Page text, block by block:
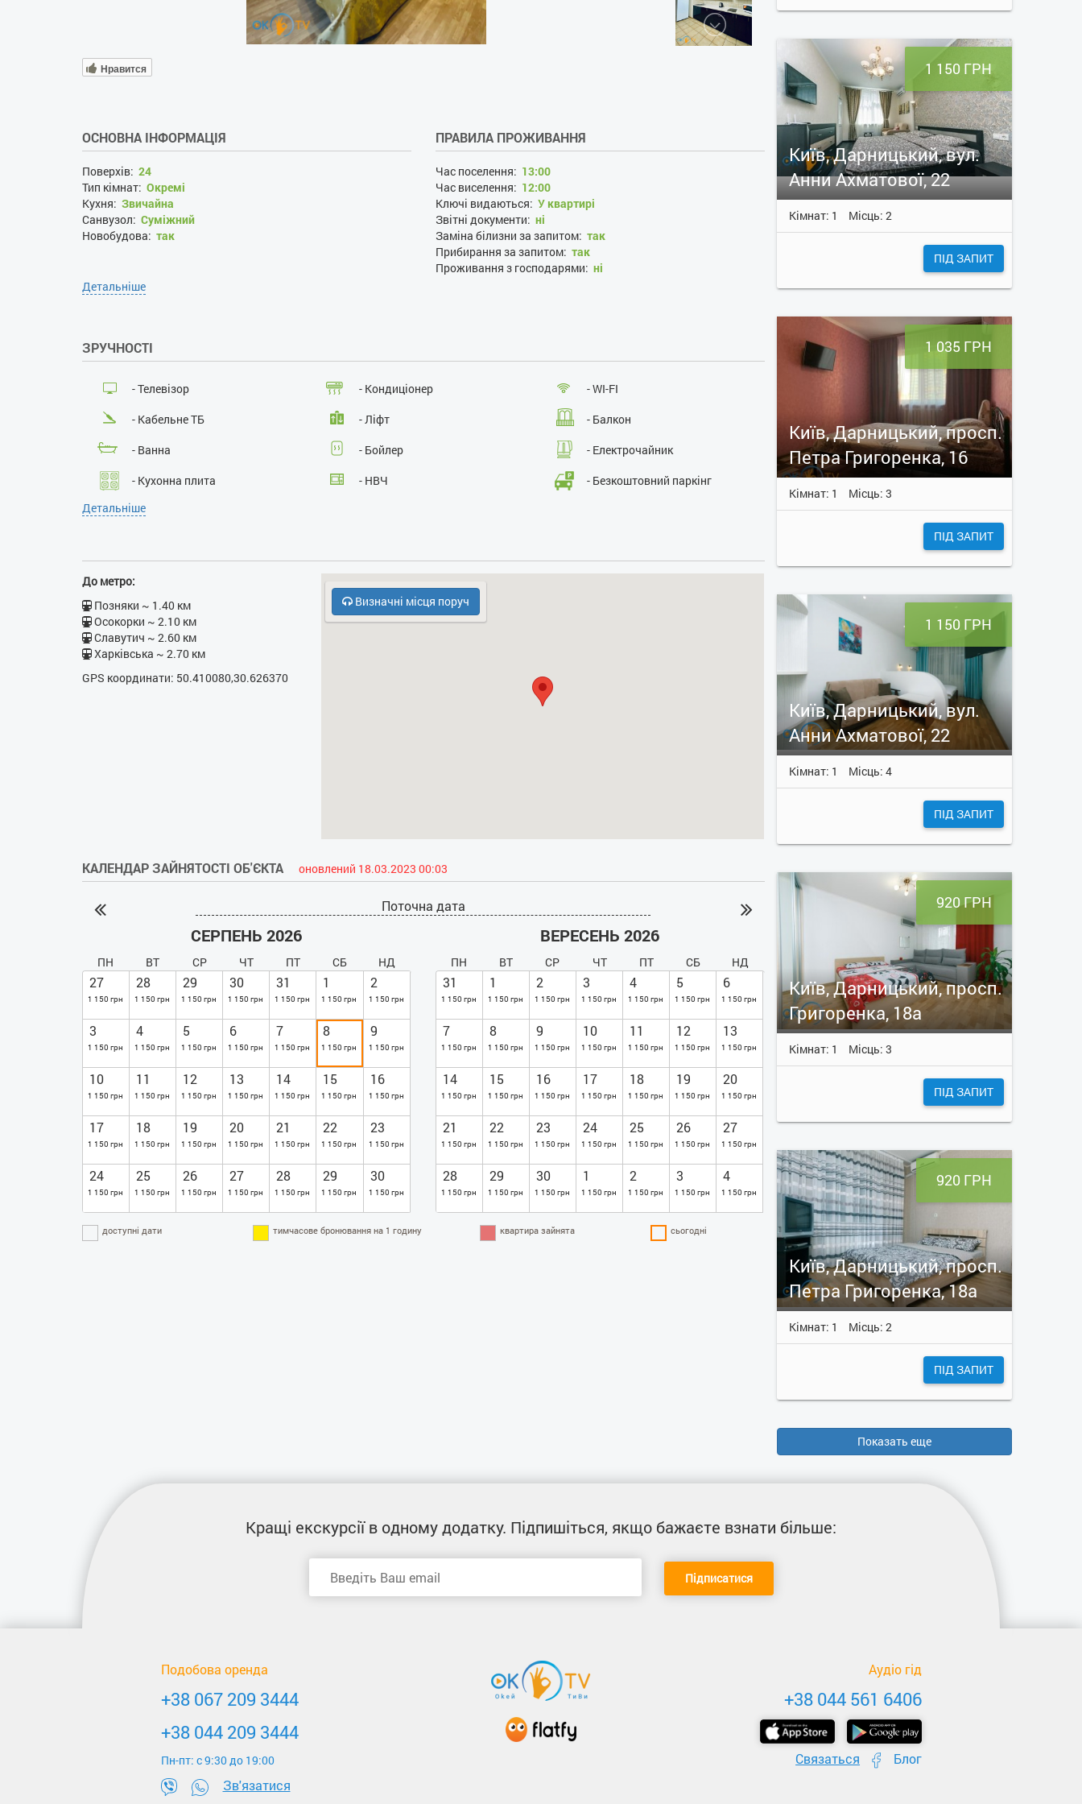
Нравится
ОСНОВНА ІНФОРМАЦІЯ
Поверхів: 24
Тип кімнат: Окремі
Кухня: Звичайна
Санвузол: Суміжний
Новобудова: так
ПРАВИЛА ПРОЖИВАННЯ
Час поселення: 13:00
Час виселення: 12:00
Ключі видаються: У квартирі
Звітні документи: ні
Заміна білизни за запитом: так
Прибирання за запитом: так
Проживання з господарями: ні
Паління :ні
Проведення масових заходів:
Детальніше
ЗРУЧНОСТІ
- Телевізор - Кондиціонер
- WI-FI
- Кабельне ТБ
- Ліфт
- Балкон
- Ванна
- Бойлер
- Електрочайник
- Кухонна плита
- НВЧ
- Безкоштовний паркінг
- Кодовий замок у під’їзді
Детальніше
До метро:
Позняки ~ 1.40 км
Осокорки ~ 2.10 км
Славутич ~ 2.60 км
Харківська ~ 2.70 км
GPS координати: 50.410080,30.626370
Визначні місця поруч
КАЛЕНДАР ЗАЙНЯТОСТІ ОБ'ЄКТА оновлений 18.03.2023 00:03
Поточна дата
СЕРПЕНЬ 2026
ПН ВТ СР ЧТ ПТ СБ НД
27
1 150 грн
28
1 150 грн
29
1 150 грн
30
1 150 грн
31
1 150 грн
1
1 150 грн
2
1 150 грн
3
1 150 грн
4
1 150 грн
5
1 150 грн
6
1 150 грн
7
1 150 грн
8
1 150 грн
9
1 150 грн
10
1 150 грн
11
1 150 грн
12
1 150 грн
13
1 150 грн
14
1 150 грн
15
1 150 грн
16
1 150 грн
17
1 150 грн
18
1 150 грн
19
1 150 грн
20
1 150 грн
21
1 150 грн
22
1 150 грн
23
1 150 грн
24
1 150 грн
25
1 150 грн
26
1 150 грн
27
1 150 грн
28
1 150 грн
29
1 150 грн
30
1 150 грн
ВЕРЕСЕНЬ 2026
ПН ВТ СР ЧТ ПТ СБ НД
31
1 150 грн
1
1 150 грн
2
1 150 грн
3
1 150 грн
4
1 150 грн
5
1 150 грн
6
1 150 грн
7
1 150 грн
8
1 150 грн
9
1 150 грн
10
1 150 грн
11
1 150 грн
12
1 150 грн
13
1 150 грн
14
1 150 грн
15
1 150 грн
16
1 150 грн
17
1 150 грн
18
1 150 грн
19
1 150 грн
20
1 150 грн
21
1 150 грн
22
1 150 грн
23
1 150 грн
24
1 150 грн
25
1 150 грн
26
1 150 грн
27
1 150 грн
28
1 150 грн
29
1 150 грн
30
1 150 грн
1
1 150 грн
2
1 150 грн
3
1 150 грн
4
1 150 грн
доступні дати тимчасове бронювання на 1 годину квартира зайнята сьогодні
1 150 ГРН
Київ, Дарницький, вул.
Анни Ахматової, 22
Кімнат: 1 Місць: 2
ПІД ЗАПИТ
1 035 ГРН
Київ, Дарницький, просп.
Петра Григоренка, 16
Кімнат: 1 Місць: 3
ПІД ЗАПИТ
1 150 ГРН
Київ, Дарницький, вул.
Анни Ахматової, 22
Кімнат: 1 Місць: 4
ПІД ЗАПИТ
920 ГРН
Київ, Дарницький, просп.
Григоренка, 18а
Кімнат: 1 Місць: 3
ПІД ЗАПИТ
920 ГРН
Київ, Дарницький, просп.
Петра Григоренка, 18а
Кімнат: 1 Місць: 2
ПІД ЗАПИТ
Показать еще
Кращі екскурсіїв одному додатку. Підпишіться, якщо бажаєте взнати більше:
Підписатися
Подобова оренда
+38 067 209 3444
+38 044 209 3444
Пн-пт: c 9:30 до 19:00
Зв'язатися
Аудіо гід
+38 044 561 6406
Связаться Блог